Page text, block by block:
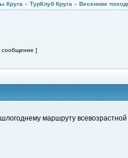
Круга » ТурКлуб Круга » Весенние
сообщение ]
маршруту